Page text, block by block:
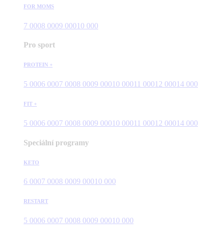
FOR MOMS
7 0008 0009 00010 000
Pro sport
PROTEIN +
5 0006 0007 0008 0009 00010 00011 00012 00014 000
FIT +
5 0006 0007 0008 0009 00010 00011 00012 00014 000
Speciální programy
KETO
6 0007 0008 0009 00010 000
RESTART
5 0006 0007 0008 0009 00010 000